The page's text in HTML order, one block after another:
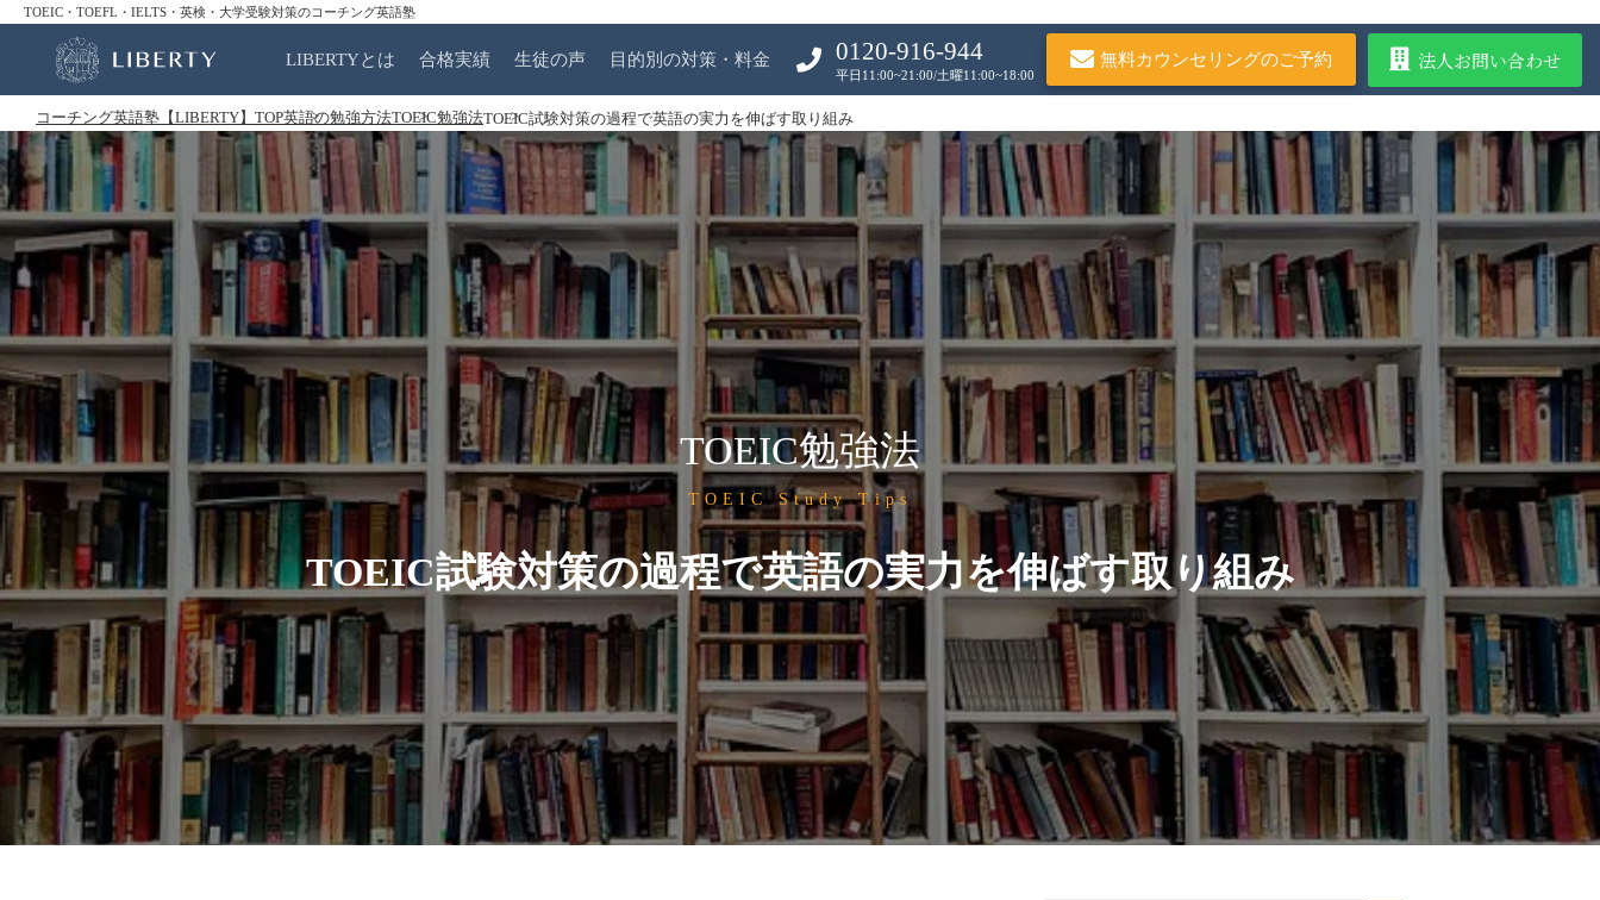
TOEIC・TOEFL・IELTS・英検・大学受験対策のコーチング英語塾
LIBERTYとは 合格実績 生徒の声 目的別の対策・料金 0120-916-944
平日11:00~21:00/土曜11:00~18:00
無料カウンセリングのご予約 法人お問い合わせ
コーチング英語塾【LIBERTY】TOP英語の勉強方法TOEIC勉強法TOEIC試験対策の過程で英語の実力を伸ばす取り組み
TOEIC勉強法
TOEIC Study Tips
TOEIC試験対策の過程で英語の実力を伸ばす取り組み